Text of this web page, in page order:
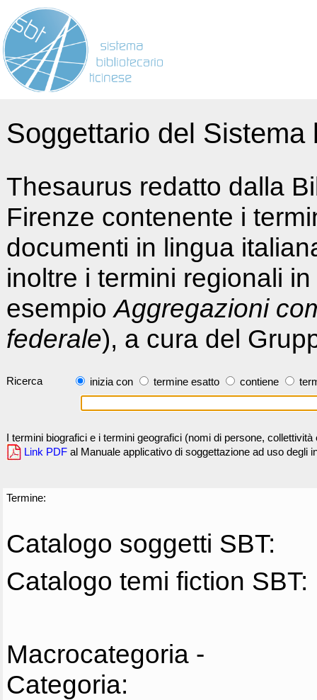
Soggettario del
Thesaurus redatto dalla
Firenze contenente i
documenti in lingua
inoltre i termini regionali
esempioAggregazioni
federale), a cura del
Ricerca inizia con termine esatto contiene
I termini biografici e i termini geografici (nomi di persone,
Link PDF al Manuale applicativo di soggettazione ad uso degli
Termine:
Catalogo soggetti SBT:
Catalogo temi fiction SBT:
Macrocategoria -
Categoria: